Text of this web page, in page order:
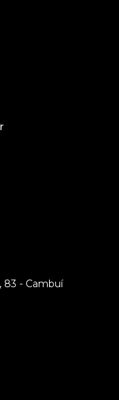
83 - Cambuí